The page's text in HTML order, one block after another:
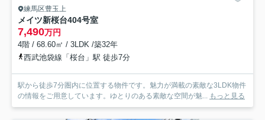
練馬区豊玉上
メイツ新桜台404号室
7,490万円
4階 / 68.60㎡ / 3LDK /築32年
西武池袋線「桜台」駅 徒歩7分
駅から徒歩7分圏内に位置する物件です。魅力が満載の素敵な3LDK物件
の情報をご用意しています。ゆとりのある素敵な空間が魅... もっと見る